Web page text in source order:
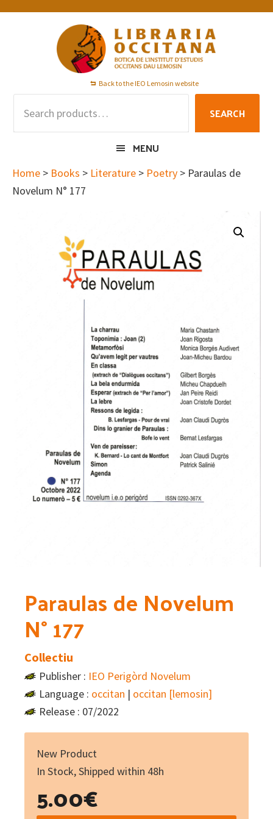
Skip
Skip
Skip
Back to the IEO Lemosin website
SEARCH
MENU
Home > Books > Literature > Poetry > Paraulas de
Novelum N° 177
Paraulas de Novelum
N° 177
Collectiu
Publisher : IEO Perigòrd Novelum
Language : occitan | occitan [lemosin]
Release : 07/2022
New Product
In Stock, Shipped within 48h
5.00€